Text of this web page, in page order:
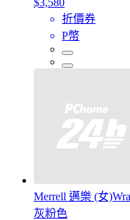
$3,580
折價券
P幣
Merrell 邁樂 (女
灰粉色